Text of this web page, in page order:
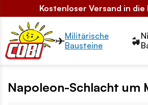
Kostenloser Versand in die
Przełącznik
Militärische
Bausteine
Napoleon-Schlacht um